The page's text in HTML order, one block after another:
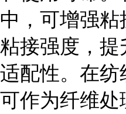
中，可增强
粘接强度，提
适配性。在纺
可作为纤维处